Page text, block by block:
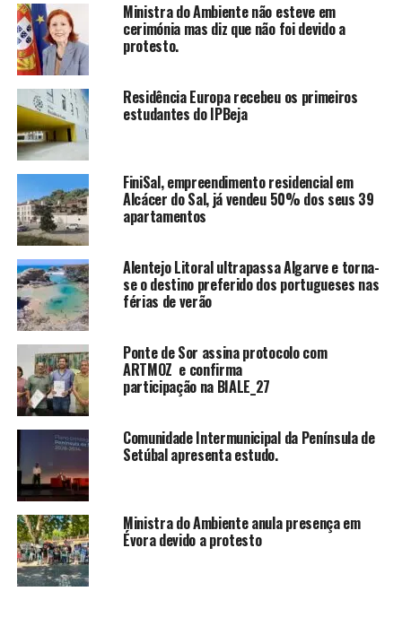
Ministra do Ambiente não esteve em
cerimónia mas diz que não foi devido a
protesto.
Residência Europa recebeu os primeiros
estudantes do IPBeja
FiniSal, empreendimento residencial em
Alcácer do Sal, já vendeu 50% dos seus 39
apartamentos
Alentejo Litoral ultrapassa Algarve e torna-
se o destino preferido dos portugueses nas
férias de verão
Ponte de Sor assina protocolo com
ARTMOZ e confirma
participação na BIALE_27
Comunidade Intermunicipal da Península de
Setúbal apresenta estudo.
Ministra do Ambiente anula presença em
Évora devido a protesto